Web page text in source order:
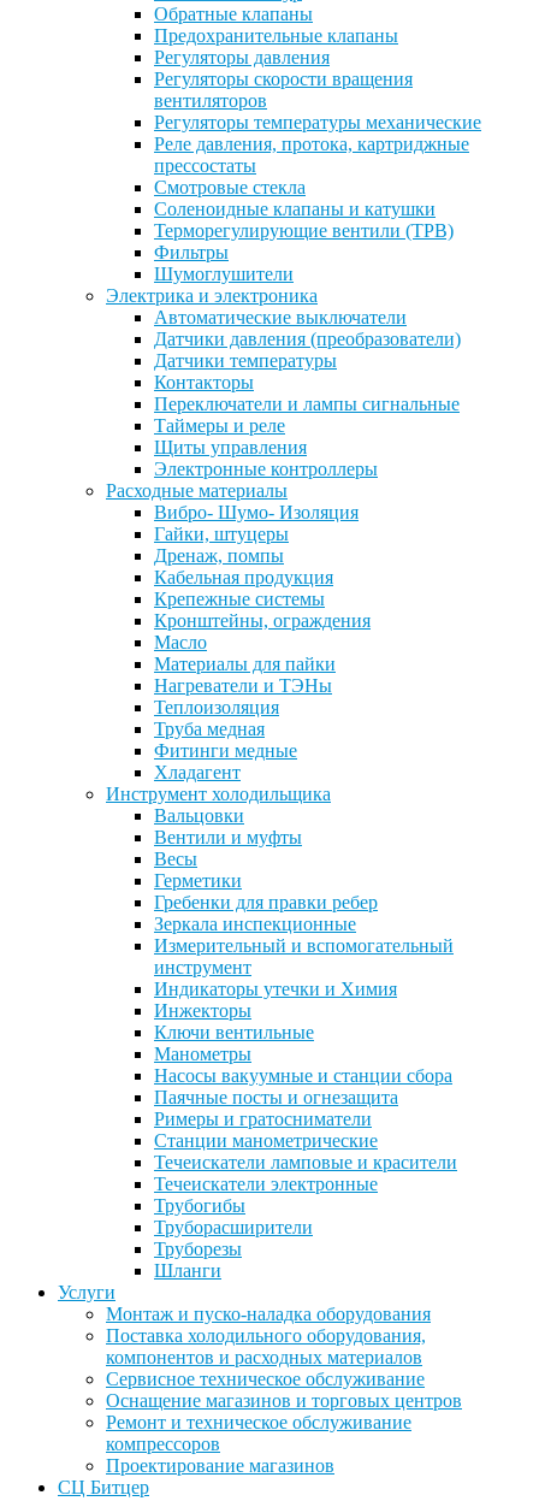
Обратные клапаны
Предохранительные клапаны
Регуляторы давления
Регуляторы скорости вращения
вентиляторов
Регуляторы температуры механические
Реле давления, протока, картриджные
прессостаты
Смотровые стекла
Соленоидные клапаны и катушки
Терморегулирующие вентили (ТРВ)
Фильтры
Шумоглушители
Электрика и электроника
Автоматические выключатели
Датчики давления (преобразователи)
Датчики температуры
Контакторы
Переключатели и лампы сигнальные
Таймеры и реле
Щиты управления
Электронные контроллеры
Расходные материалы
Вибро- Шумо- Изоляция
Гайки, штуцеры
Дренаж, помпы
Кабельная продукция
Крепежные системы
Кронштейны, ограждения
Масло
Материалы для пайки
Нагреватели и ТЭНы
Теплоизоляция
Труба медная
Фитинги медные
Хладагент
Инструмент холодильщика
Вальцовки
Вентили и муфты
Весы
Герметики
Гребенки для правки ребер
Зеркала инспекционные
Измерительный и вспомогательный
инструмент
Индикаторы утечки и Химия
Инжекторы
Ключи вентильные
Манометры
Насосы вакуумные и станции сбора
Паячные посты и огнезащита
Римеры и гратосниматели
Станции манометрические
Течеискатели ламповые и красители
Течеискатели электронные
Трубогибы
Труборасширители
Труборезы
Шланги
Услуги
Монтаж и пуско-наладка оборудования
Поставка холодильного оборудования,
компонентов и расходных материалов
Сервисное техническое обслуживание
Оснащение магазинов и торговых центров
Ремонт и техническое обслуживание
компрессоров
Проектирование магазинов
СЦ Битцер